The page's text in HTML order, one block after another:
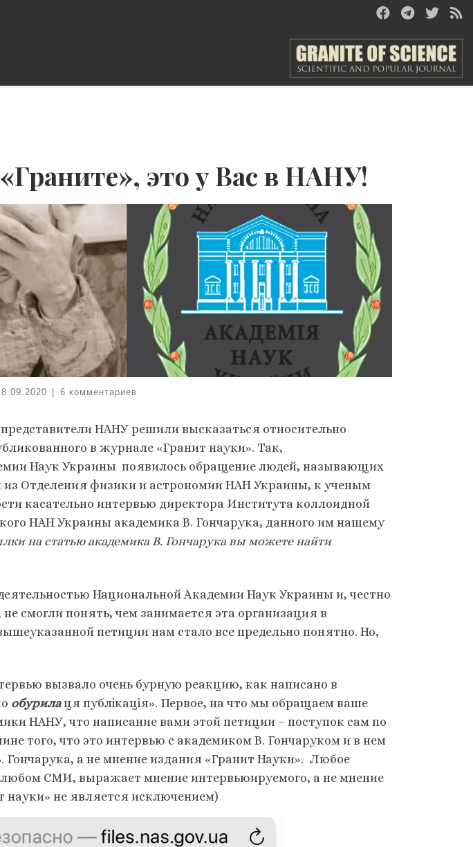
это у Вас в НАНУ!
6 комментариев
представители НАНУ решили высказаться относительно
в журнале «Гранит науки». Так,
Наук Украины появилось обращение людей, называющих
Отделения физики и астрономии НАН Украины, к ученым
касательно интервью директора Института коллоидной
НАН Украины академика В. Гончарука, данного им нашему
на статью академика В. Гончарука вы можете найти
Национальной Академии Наук Украины и, честно
смогли понять, чем занимается эта организация в
петиции нам стало все предельно понятно. Но,
вызвало очень бурную реакцию, как написано в
обурилаця публікація». Первое, на что мы обращаем ваше
НАНУ, что написание вами этой петиции – поступок сам по
того, что это интервью с академиком В. Гончаруком и в нем
Гончарука, а не мнение издания «Гранит Науки». Любое
СМИ, выражает мнение интервьюируемого, а не мнение
науки» не является исключением)